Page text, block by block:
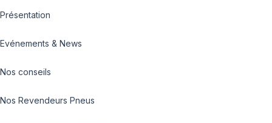
Présentation
Evénements & News
Nos conseils
Nos Revendeurs Pneus